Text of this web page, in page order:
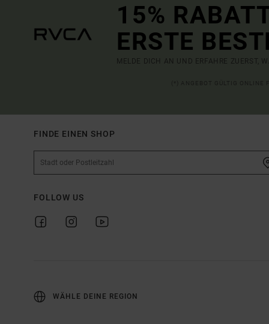
15%
ERSTE
MELDE DICH AN UND ERFAHRE ZUERST,
FINDE EINEN SHOP
FOLLOW US
WÄHLE DEINE REGION